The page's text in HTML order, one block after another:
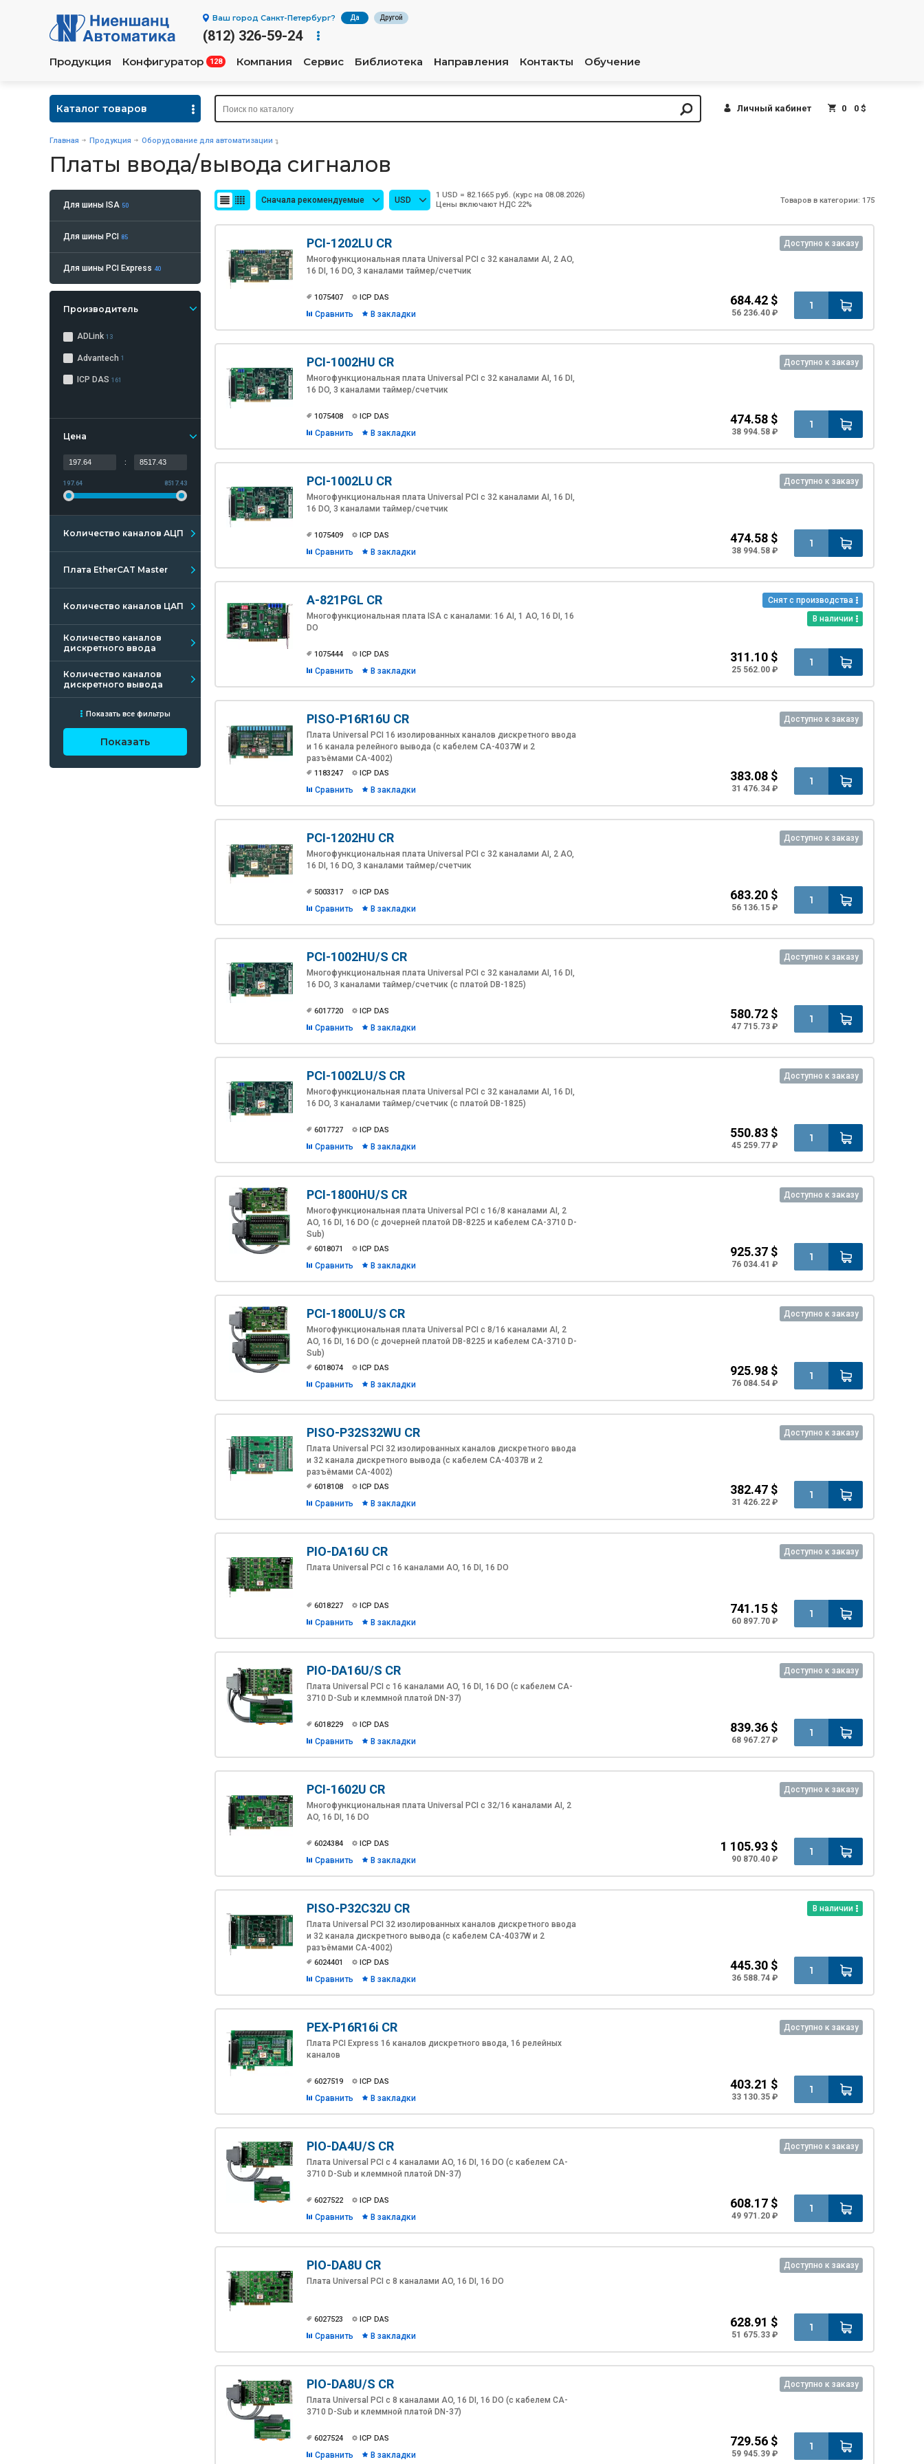
Ваш город Санкт-Петербург? Да Другой
(812) 326-59-24
Продукция Конфигуратор 128 Компания Сервис Библиотека Направления Контакты Обучение
Каталог товаров Личный кабинет 0 0 $
Главная Продукция Оборудование для автоматизации
Платы ввода/вывода сигналов
Для шины ISA 50
Для шины PCI 85
Для шины PCI Express 40
Производитель
ADLink 13
Advantech 1
ICP DAS 161
Цена
:
197.64 8517.43
Количество каналов АЦП
Плата EtherCAT Master
Количество каналов ЦАП
Количество каналов
дискретного ввода
Количество каналов
дискретного вывода
Показать все фильтры
Показать
Сначала рекомендуемые USD
1 USD = 82.1665 руб. (курс на 08.08.2026)
Цены включают НДС 22%
Товаров в категории: 175
Доступно к заказу
PCI-1202LU CR
Многофункциональная плата Universal PCI с 32 каналами AI, 2 AO,
16 DI, 16 DO, 3 каналами таймер/счетчик
1075407 ICP DAS
Сравнить В закладки
684.42 $
56 236.40 ₽
Доступно к заказу
PCI-1002HU CR
Многофункциональная плата Universal PCI с 32 каналами AI, 16 DI,
16 DO, 3 каналами таймер/счетчик
1075408 ICP DAS
Сравнить В закладки
474.58 $
38 994.58 ₽
Доступно к заказу
PCI-1002LU CR
Многофункциональная плата Universal PCI с 32 каналами AI, 16 DI,
16 DO, 3 каналами таймер/счетчик
1075409 ICP DAS
Сравнить В закладки
474.58 $
38 994.58 ₽
Снят с производства
В наличии
A-821PGL CR
Многофункциональная плата ISA с каналами: 16 AI, 1 AO, 16 DI, 16
DO
1075444 ICP DAS
Сравнить В закладки
311.10 $
25 562.00 ₽
Доступно к заказу
PISO-P16R16U CR
Плата Universal PCI 16 изолированных каналов дискретного ввода
и 16 канала релейного вывода (с кабелем CA-4037W и 2
разъёмами CA-4002)
1183247 ICP DAS
Сравнить В закладки
383.08 $
31 476.34 ₽
Доступно к заказу
PCI-1202HU CR
Многофункциональная плата Universal PCI с 32 каналами AI, 2 AO,
16 DI, 16 DO, 3 каналами таймер/счетчик
5003317 ICP DAS
Сравнить В закладки
683.20 $
56 136.15 ₽
Доступно к заказу
PCI-1002HU/S CR
Многофункциональная плата Universal PCI с 32 каналами AI, 16 DI,
16 DO, 3 каналами таймер/счетчик (с платой DB-1825)
6017720 ICP DAS
Сравнить В закладки
580.72 $
47 715.73 ₽
Доступно к заказу
PCI-1002LU/S CR
Многофункциональная плата Universal PCI с 32 каналами AI, 16 DI,
16 DO, 3 каналами таймер/счетчик (с платой DB-1825)
6017727 ICP DAS
Сравнить В закладки
550.83 $
45 259.77 ₽
Доступно к заказу
PCI-1800HU/S CR
Многофункциональная плата Universal PCI с 16/8 каналами AI, 2
AO, 16 DI, 16 DO (с дочерней платой DB-8225 и кабелем CA-3710 D-
Sub)
6018071 ICP DAS
Сравнить В закладки
925.37 $
76 034.41 ₽
Доступно к заказу
PCI-1800LU/S CR
Многофункциональная плата Universal PCI с 8/16 каналами AI, 2
AO, 16 DI, 16 DO (с дочерней платой DB-8225 и кабелем CA-3710 D-
Sub)
6018074 ICP DAS
Сравнить В закладки
925.98 $
76 084.54 ₽
Доступно к заказу
PISO-P32S32WU CR
Плата Universal PCI 32 изолированных каналов дискретного ввода
и 32 канала дискретного вывода (с кабелем CA-4037B и 2
разъёмами CA-4002)
6018108 ICP DAS
Сравнить В закладки
382.47 $
31 426.22 ₽
Доступно к заказу
PIO-DA16U CR
Плата Universal PCI с 16 каналами AO, 16 DI, 16 DO
6018227 ICP DAS
Сравнить В закладки
741.15 $
60 897.70 ₽
Доступно к заказу
PIO-DA16U/S CR
Плата Universal PCI с 16 каналами AO, 16 DI, 16 DO (с кабелем CA-
3710 D-Sub и клеммной платой DN-37)
6018229 ICP DAS
Сравнить В закладки
839.36 $
68 967.27 ₽
Доступно к заказу
PCI-1602U CR
Многофункциональная плата Universal PCI с 32/16 каналами AI, 2
AO, 16 DI, 16 DO
6024384 ICP DAS
Сравнить В закладки
1 105.93 $
90 870.40 ₽
В наличии
PISO-P32C32U CR
Плата Universal PCI 32 изолированных каналов дискретного ввода
и 32 канала дискретного вывода (с кабелем CA-4037W и 2
разъёмами CA-4002)
6024401 ICP DAS
Сравнить В закладки
445.30 $
36 588.74 ₽
Доступно к заказу
PEX-P16R16i CR
Плата PCI Express 16 каналов дискретного ввода, 16 релейных
каналов
6027519 ICP DAS
Сравнить В закладки
403.21 $
33 130.35 ₽
Доступно к заказу
PIO-DA4U/S CR
Плата Universal PCI с 4 каналами AO, 16 DI, 16 DO (с кабелем CA-
3710 D-Sub и клеммной платой DN-37)
6027522 ICP DAS
Сравнить В закладки
608.17 $
49 971.20 ₽
Доступно к заказу
PIO-DA8U CR
Плата Universal PCI с 8 каналами AO, 16 DI, 16 DO
6027523 ICP DAS
Сравнить В закладки
628.91 $
51 675.33 ₽
Доступно к заказу
PIO-DA8U/S CR
Плата Universal PCI с 8 каналами AO, 16 DI, 16 DO (с кабелем CA-
3710 D-Sub и клеммной платой DN-37)
6027524 ICP DAS
Сравнить В закладки
729.56 $
59 945.39 ₽